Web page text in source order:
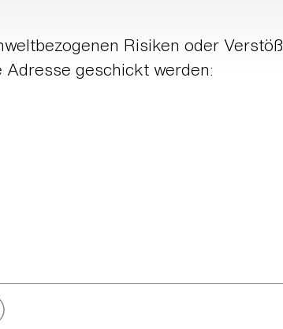
Risiken oder
Adresse geschickt werden: